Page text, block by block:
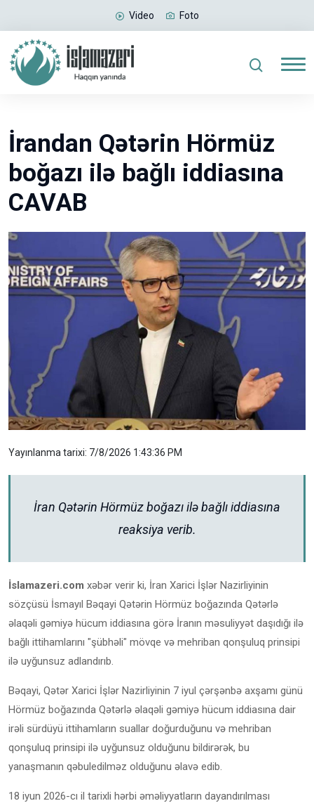
Video Foto
İrandan Qətərin Hörmüz
boğazı ilə bağlı iddiasına
CAVAB
Yayınlanma tarixi: 7/8/2026 1:43:36 PM
İran Qətərin Hörmüz boğazı ilə bağlı iddiasına
reaksiya verib.
İslamazeri.com xəbər verir ki, İran Xarici İşlər Nazirliyinin
sözçüsü İsmayıl Bəqayi Qətərin Hörmüz boğazında Qətərlə
əlaqəli gəmiyə hücum iddiasına görə İranın məsuliyyət daşıdığı ilə
bağlı ittihamlarını "şübhəli" mövqe və mehriban qonşuluq prinsipi
ilə uyğunsuz adlandırıb.
Bəqayi, Qətər Xarici İşlər Nazirliyinin 7 iyul çərşənbə axşamı günü
Hörmüz boğazında Qətərlə əlaqəli gəmiyə hücum iddiasına dair
irəli sürdüyü ittihamların suallar doğurduğunu və mehriban
qonşuluq prinsipi ilə uyğunsuz olduğunu bildirərək, bu
yanaşmanın qəbuledilməz olduğunu əlavə edib.
18 iyun 2026-cı il tarixli hərbi əməliyyatların dayandırılması